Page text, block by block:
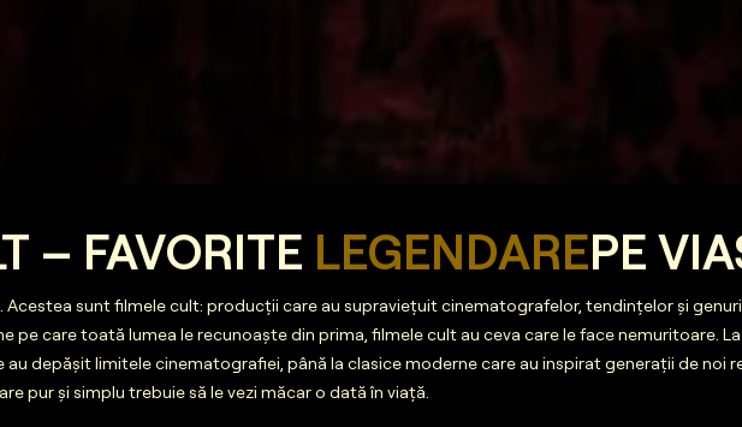
– FAVORITE LEGENDAREPE
Acestea sunt filmele cult: producții care au supraviețuit cinematografelor, tendințelor și
pe care toată lumea le recunoaște din prima, filmele cult au ceva care le face nemuritoare.
au depășit limitele cinematografiei, până la clasice moderne care au inspirat generații de noi
pur și simplu trebuie să le vezi măcar o dată în viață.